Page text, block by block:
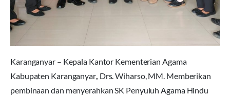
Karanganyar – Kepala Kantor Kementerian Agama
Kabupaten Karanganyar, Drs. Wiharso, MM. Memberikan
pembinaan dan menyerahkan SK Penyuluh Agama Hindu